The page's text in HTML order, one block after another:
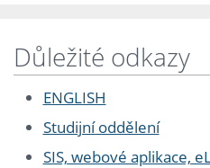
Důležité odkazy
ENGLISH
Studijní oddělení
SIS, webové aplikace,